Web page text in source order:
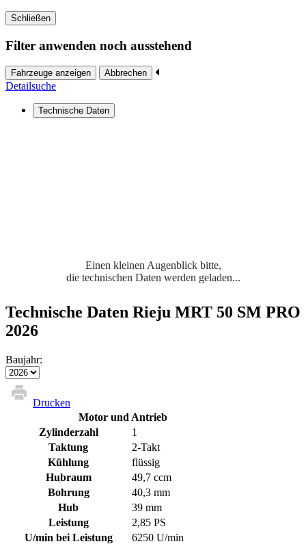
Schließen
Filter anwenden noch ausstehend
Fahrzeuge anzeigen Abbrechen
Detailsuche
Technische Daten
Einen kleinen Augenblick bitte,
die technischen Daten werden geladen...
Technische Daten Rieju MRT 50 SM PRO
2026
Baujahr:
Drucken
Motor und Antrieb
Zylinderzahl
1
Taktung
2-Takt
Kühlung
flüssig
Hubraum
49,7 ccm
Bohrung
40,3 mm
Hub
39 mm
Leistung
2,85 PS
U/min bei Leistung
6250 U/min